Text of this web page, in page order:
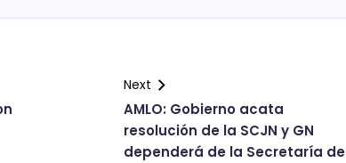
Next
AMLO: Gobierno acata
resolución de la SCJN y GN
dependerá de la Secretaría de